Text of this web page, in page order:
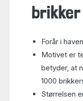
brikker
Forår i
Motivet er
betyder, at
1000
Størrelsen